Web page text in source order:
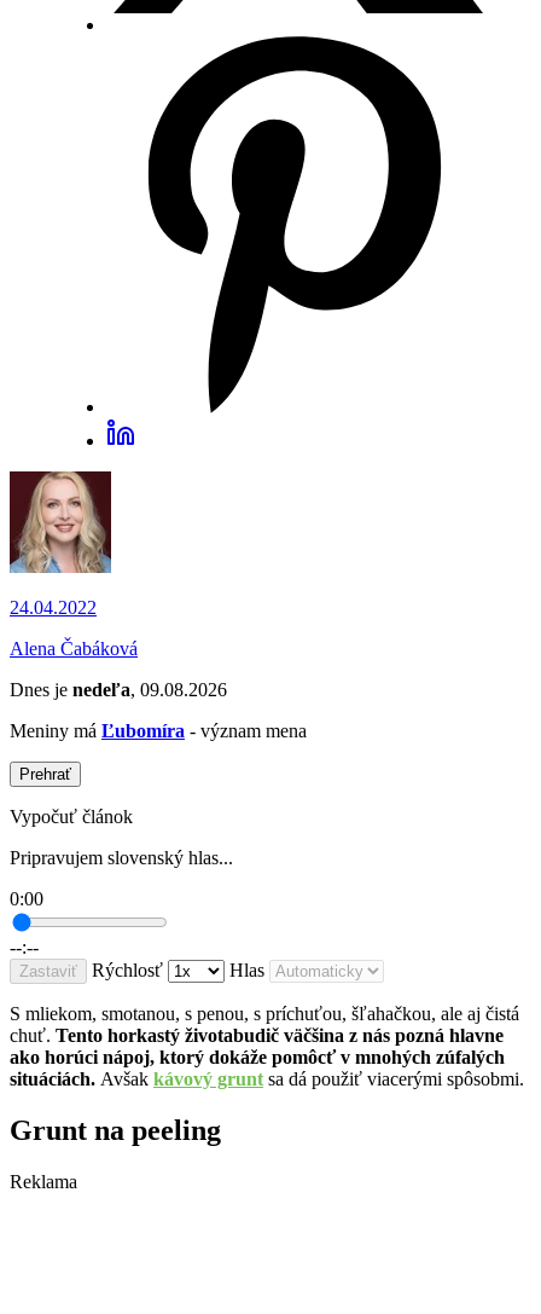
24.04.2022
Alena Čabáková
Dnes je nedeľa, 09.08.2026
Meniny má Ľubomíra - význam mena
Prehrať
Vypočuť článok
Pripravujem slovenský hlas...
0:00
--:--
Zastaviť Rýchlosť Hlas
S mliekom, smotanou, s penou, s príchuťou, šľahačkou, ale aj čistá
chuť. Tento horkastý životabudič väčšina z nás pozná hlavne
ako horúci nápoj, ktorý dokáže pomôcť v mnohých zúfalých
situáciách. Avšak kávový gruntsa dá použiť viacerými spôsobmi.
Grunt na peeling
Reklama